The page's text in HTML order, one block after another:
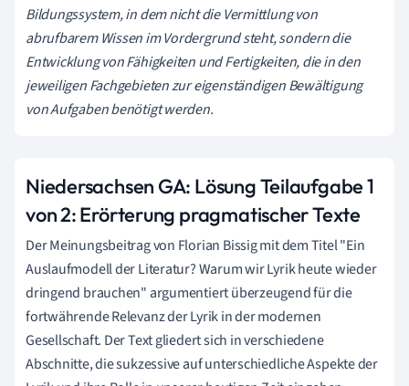
Bildungssystem, in dem nicht die Vermittlung von
abrufbarem Wissen im Vordergrund steht, sondern die
Entwicklung von Fähigkeiten und Fertigkeiten, die in den
jeweiligen Fachgebieten zur eigenständigen Bewältigung
von Aufgaben benötigt werden.
Niedersachsen GA: LösungTeilaufgabe 1
von 2:Erörterung pragmatischer Texte
Der Meinungsbeitrag von Florian Bissig mit dem Titel "Ein
Auslaufmodell der Literatur? Warum wir Lyrik heute wieder
dringend brauchen" argumentiert überzeugend für die
fortwährende Relevanz der Lyrik in der modernen
Gesellschaft. Der Text gliedert sich in verschiedene
Abschnitte, die sukzessive auf unterschiedliche Aspekte der